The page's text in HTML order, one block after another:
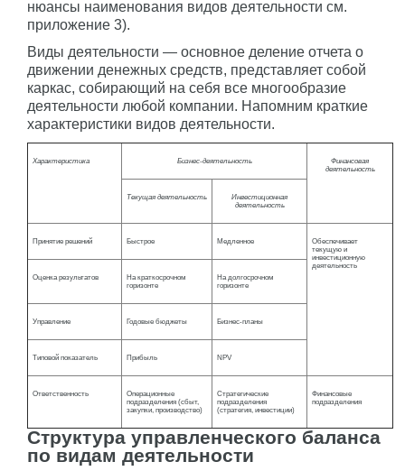
нюансы наименования видов деятельности см.
приложение 3).
Виды деятельности — основное деление отчета о
движении денежных средств, представляет собой
каркас, собирающий на себя все многообразие
деятельности любой компании. Напомним краткие
характеристики видов деятельности.
Характеристика Бизнес-деятельность
Финансовая
деятельность
Текущая деятельность
Инвестиционная
деятельность
Принятие решений Быстрое Медленное
Обеспечивает
текущую и
инвестиционную
деятельность
Оценка результатов
На краткосрочном
горизонте
На долгосрочном
горизонте
Управление Годовые бюджеты Бизнес-планы
Типовой показатель Прибыль NPV
Ответственность
Операционные
подразделения (сбыт,
закупки, производство)
Стратегические
подразделения
(стратегия, инвестиции)
Финансовые
подразделения
Структура управленческого баланса
по видам деятельности